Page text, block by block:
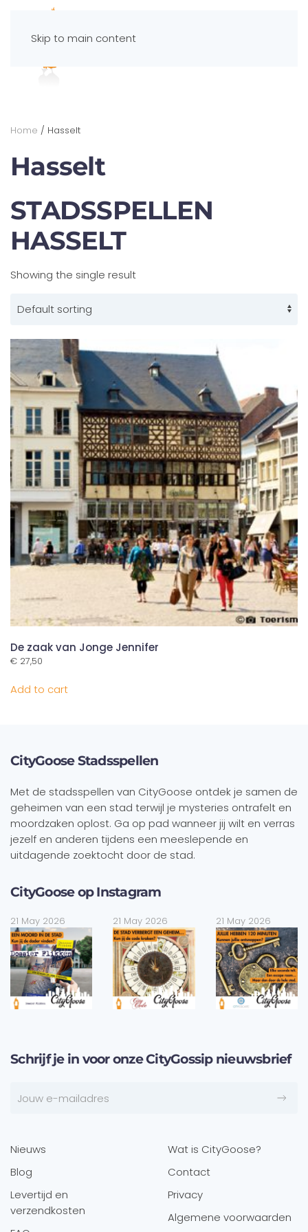
Skip to main content
Home / Hasselt
Hasselt
STADSSPELLEN
HASSELT
Showing the single result
De zaak van Jonge Jennifer
€ 27,50
Add to cart
CityGoose Stadsspellen
Met de stadsspellen van CityGoose ontdek je samen de
geheimen van een stad terwijl je mysteries ontrafelt en
moordzaken oplost. Ga op pad wanneer jij wilt en verras
jezelf en anderen tijdens een meeslepende en
uitdagende zoektocht door de stad.
CityGoose op Instagram
21 May 2026 21 May 2026 21 May 2026
Schrijf je in voor onze CityGossip nieuwsbrief
Nieuws
Blog
Levertijd en
verzendkosten
Wat is CityGoose?
Contact
Privacy
Algemene voorwaarden